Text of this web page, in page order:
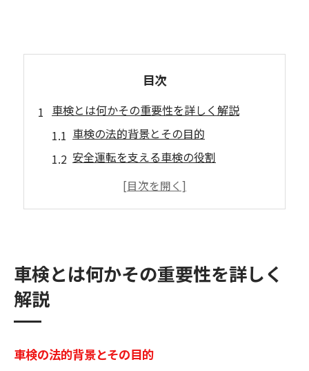
目次
車検とは何かその重要性を詳しく解説
車検の法的背景とその目的
安全運転を支える車検の役割
定期的な車検と車両寿命の関係
点検項目を知って車検準備を万全に
車検とは何かその重要性を詳しく
解説
車検の法的背景とその目的